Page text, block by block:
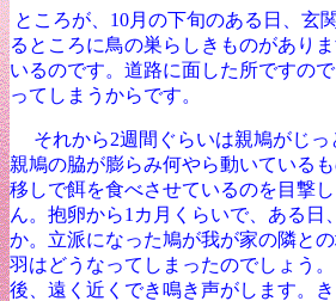
ところが、 10月の下旬のある日、玄
るところに鳥の巣らしきものがあり
いるのです。道路に面した所ですの
ってしまうからです。
それから2週間ぐらいは親鳩がじ
親鳩の脇が膨らみ何やら動いている
移しで餌を食べさせているのを目撃
ん。抱卵から1 カ月くらいで、ある
か。立派になった鳩が我が家の隣と
羽はどうなってしまったのでしょう
後、遠く近くでき鳴き声がします。